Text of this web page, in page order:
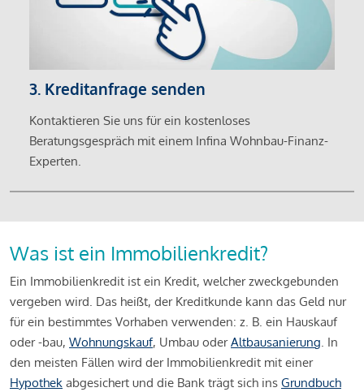
3. Kreditanfrage senden
Kontaktieren Sie uns für ein kostenloses
Beratungsgespräch mit einem Infina Wohnbau-Finanz-
Experten.
Was ist ein Immobilienkredit?
Ein Immobilienkredit ist ein Kredit, welcher zweckgebunden
vergeben wird. Das heißt, der Kreditkunde kann das Geld nur
für ein bestimmtes Vorhaben verwenden: z. B. ein Hauskauf
oder -bau, Wohnungskauf, Umbau oderAltbausanierung. In
den meisten Fällen wird der Immobilienkredit mit einer
Hypothek abgesichert und die Bank trägt sich ins Grundbuch